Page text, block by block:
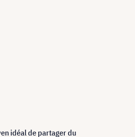
idéal de partager du